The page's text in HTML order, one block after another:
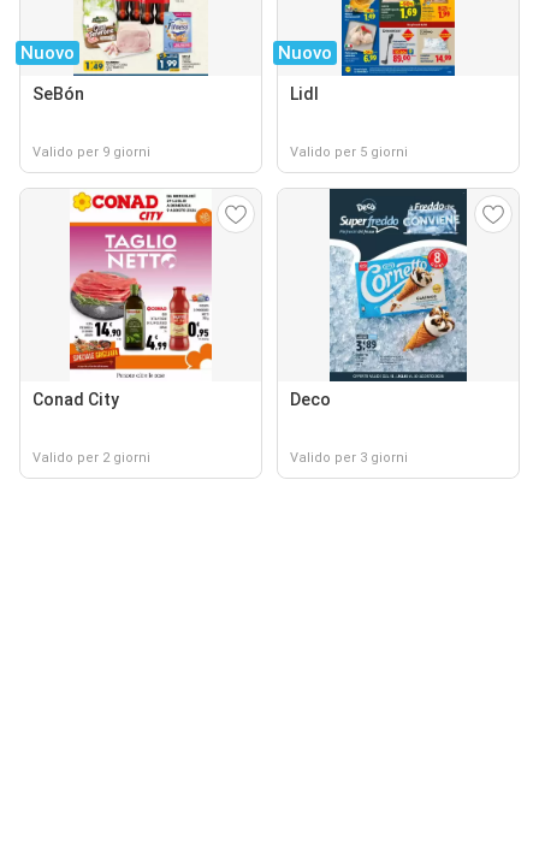
Nuovo
SeBón
Valido per 9 giorni
Nuovo
Lidl
Valido per 5 giorni
Conad City
Valido per 2 giorni
Deco
Valido per 3 giorni